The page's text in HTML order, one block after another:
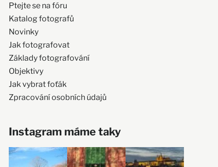
Ptejte se na fóru
Katalog fotografů
Novinky
Jak fotografovat
Základy fotografování
Objektivy
Jak vybrat foťák
Zpracování osobních údajů
Instagram máme taky